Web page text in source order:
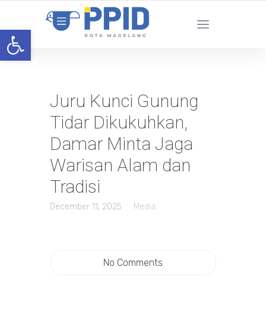
Open toolbar
Juru Kunci Gunung
Tidar Dikukuhkan,
Damar Minta Jaga
Warisan Alam dan
Tradisi
December 11, 2025 Media
No Comments